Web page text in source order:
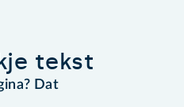
tekst
Dat